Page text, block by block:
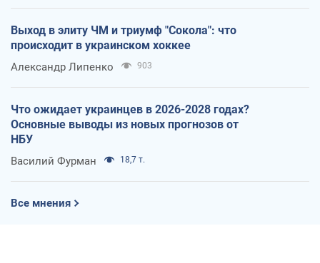
Выход в элиту ЧМ и триумф "Сокола": что
происходит в украинском хоккее
Александр Липенко 903
Что ожидает украинцев в 2026-2028 годах?
Основные выводы из новых прогнозов от
НБУ
Василий Фурман 18,7 т.
Все мнения